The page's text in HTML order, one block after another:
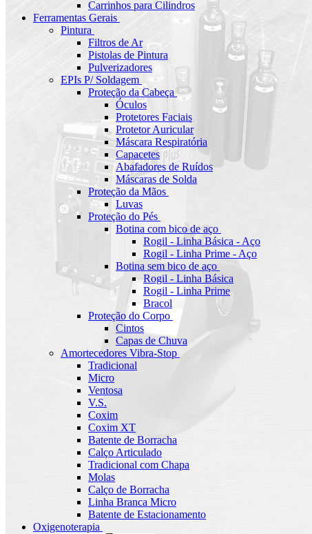
Carrinhos para Cilindros
Ferramentas Gerais
Pintura
Filtros de Ar
Pistolas de Pintura
Pulverizadores
EPIs P/ Soldagem
Proteção da Cabeça
Óculos
Protetores Faciais
Protetor Auricular
Máscara Respiratória
Capacetes
Abafadores de Ruídos
Máscaras de Solda
Proteção da Mãos
Luvas
Proteção do Pés
Botina com bico de aço
Rogil - Linha Básica - Aço
Rogil - Linha Prime - Aço
Botina sem bico de aço
Rogil - Linha Básica
Rogil - Linha Prime
Bracol
Proteção do Corpo
Cintos
Capas de Chuva
Amortecedores Vibra-Stop
Tradicional
Micro
Ventosa
V.S.
Coxim
Coxim XT
Batente de Borracha
Calço Articulado
Tradicional com Chapa
Molas
Calço de Borracha
Linha Branca Micro
Batente de Estacionamento
Oxigenoterapia